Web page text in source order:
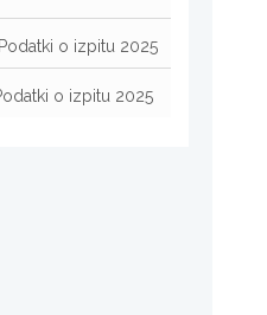
o izpitu 2025
o izpitu 2025